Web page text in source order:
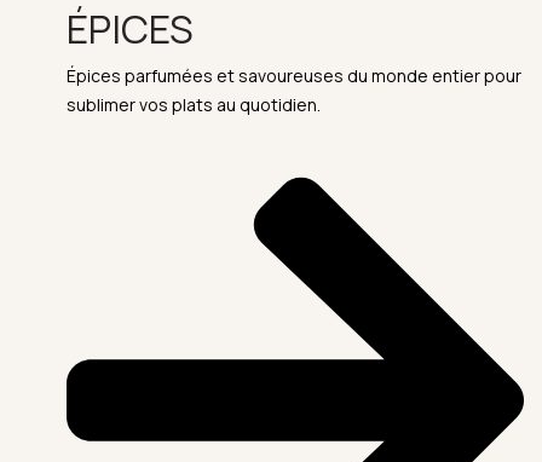
ÉPICES
Épices parfumées et savoureuses du monde entier pour
sublimer vos plats au quotidien.